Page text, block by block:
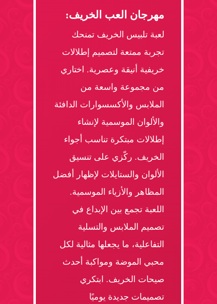
مهرجان العب الخريف:
لعبة تلبيس الخريف تمنحك
تجربة ممتعة لتصميم إطلالات
خريفية أنيقة وعصرية. اختاري
من مجموعة واسعة من
الملابس والأكسسوارات الدافئة
والألوان الموسمية لإنشاء
إطلالات مبتكرة تناسب أجواء
الخريف. ركّزي على تنسيق
الألوان والستايلات لإظهار أفضل
المظاهر والأزياء الموسمية.
اللعبة تجمع بين الإبداع في
تصميم الملابس والتسلية
التفاعلية، ما يجعلها مثالية لكل
محبي الموضة ومواكبة أحدث
صيحات الخريف. ابتكري
تصميمات جديدة يوميًا